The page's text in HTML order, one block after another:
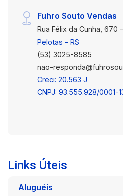
valorizadas da cidade,
Fetter, com fácil acesso a
supermercados,
demais conveniências da região.
completa, projetada para
espaço e praticidade em
Agende sua visita e venha
Fuhro Souto Vendas
Rua Félix da Cunha, 670
Pelotas - RS
(53) 3025-8585
nao-
Creci: 20.563 J
CNPJ: 93.555.928/0001-
Links Úteis
Aluguéis